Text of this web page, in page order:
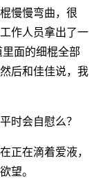
慢慢弯曲，很
作人员拿出了一
面的细棍全部
后和佳佳说，我
时会自慰么？
正在滴着爱液，
望。